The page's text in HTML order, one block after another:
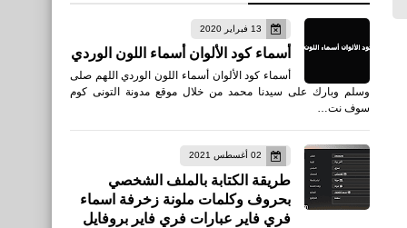
13 فبراير 2020
أسماء كود الألوان أسماء اللون الوردي
أسماء كود الألوان أسماء اللون الوردي اللهم صلى
وسلم وبارك على سيدنا محمد من خلال موقع مدونة التونى كوم
سوف نت…
02 أغسطس 2021
طريقة الكتابة بالملف الشخصي
بحروف وكلمات ملونة زخرفة اسماء
فري فاير عبارات فري فاير بروفايل